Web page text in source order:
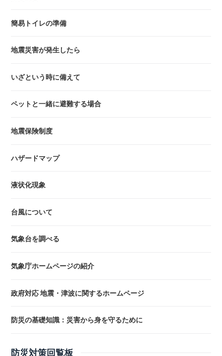
簡易トイレの準備
地震災害が発生したら
いざという時に備えて
ペットと一緒に避難する場合
地震保険制度
ハザードマップ
液状化現象
台風について
気象台を調べる
気象庁ホームページの紹介
政府対応 地震・津波に関するホームページ
防災の基礎知識：災害から身を守るために
防災対策回覧板